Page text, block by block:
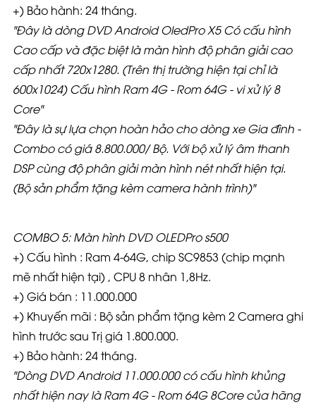
+) Bảo hành: 24 tháng.
"Đây là dòng DVD Android OledPro X5 Có cấu hình
Cao cấp và đặc biệt là màn hình độ phân giải cao
cấp nhất 720x1280. (Trên thị trường hiện tại chỉ là
600x1024) Cấu hình Ram 4G - Rom 64G - vi xử lý 8
Core"
"Đây là sự lựa chọn hoàn hảo cho dòng xe Gia đình -
Combo có giá 8.800.000/ Bộ. Với bộ xử lý âm thanh
DSP cùng độ phân giải màn hình nét nhất hiện tại.
(Bộ sản phẩm tặng kèm camera hành trình)"
COMBO 5: Màn hình DVD OLEDPro s500
+) Cấu hình : Ram 4-64G, chip SC9853 (chip mạnh
mẽ nhất hiện tại) , CPU 8 nhân 1,8Hz.
+) Giá bán : 11.000.000
+) Khuyến mãi : Bộ sản phẩm tặng kèm 2 Camera ghi
hình trước sau Trị giá 1.800.000.
+) Bảo hành: 24 tháng.
"Dòng DVD Android 11.000.000 có cấu hình khủng
nhất hiện nay là Ram 4G - Rom 64G 8Core của hãng